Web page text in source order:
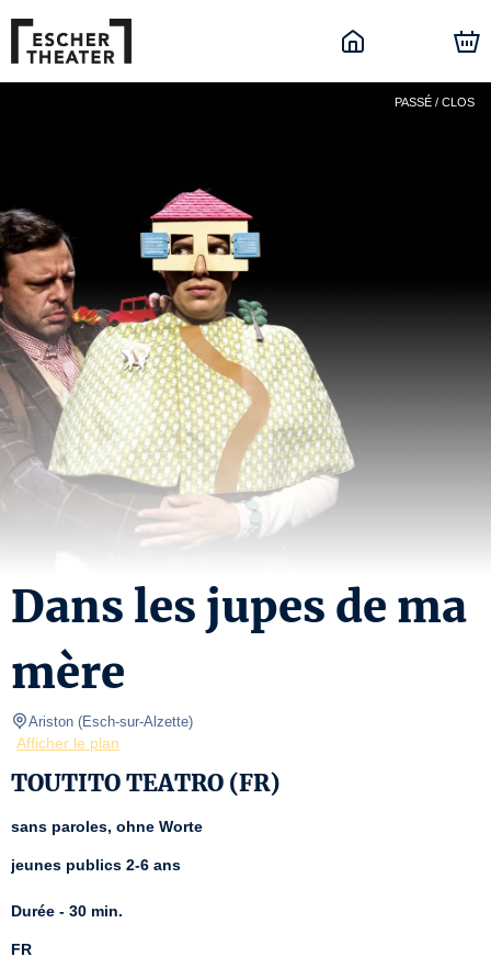
PASSÉ / CLOS
Dans les jupes de ma
mère
Ariston (Esch-sur-Alzette)
Afficher le plan
TOUTITO TEATRO (FR)
sans paroles, ohne Worte
jeunes publics 2-6 ans
Durée - 30 min.
FR